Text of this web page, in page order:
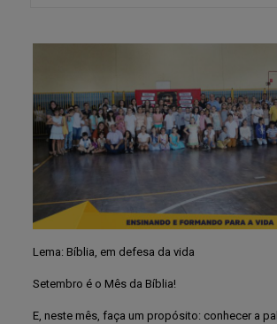
Lema: Bíblia, em defesa da vida
Setembro é o Mês da Bíblia!
E, neste mês, faça um propósito: conhecer a